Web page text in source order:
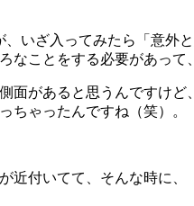
いざ入ってみたら「意外
ことをする必要があって
があると思うんですけ
ちゃったんですね（笑）。
付いてて、そんな時に